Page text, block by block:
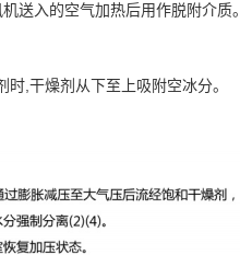
送入的空气加热后用作脱附介质。
,干燥剂从下至上吸附空冰分。